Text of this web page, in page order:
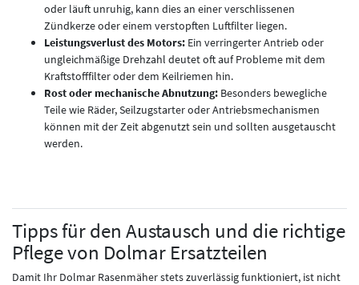
oder läuft unruhig, kann dies an einer verschlissenen
Zündkerze oder einem verstopften Luftfilter liegen.
Leistungsverlust des Motors: Ein verringerter Antrieb oder
ungleichmäßige Drehzahl deutet oft auf Probleme mit dem
Kraftstofffilter oder dem Keilriemen hin.
Rost oder mechanische Abnutzung: Besonders bewegliche
Teile wie Räder, Seilzugstarter oder Antriebsmechanismen
können mit der Zeit abgenutzt sein und sollten ausgetauscht
werden.
Tipps für den Austausch und die richtige
Pflege von Dolmar Ersatzteilen
Damit Ihr Dolmar Rasenmäher stets zuverlässig funktioniert, ist nicht